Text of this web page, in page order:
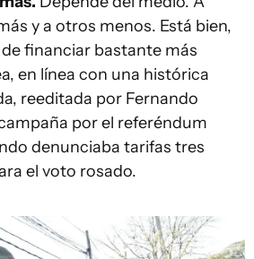
y a otros menos. Está bien,
financiar bastante más
en línea con una histórica
reeditada por Fernando
por el referéndum
denunciaba tarifas tres
el voto rosado.